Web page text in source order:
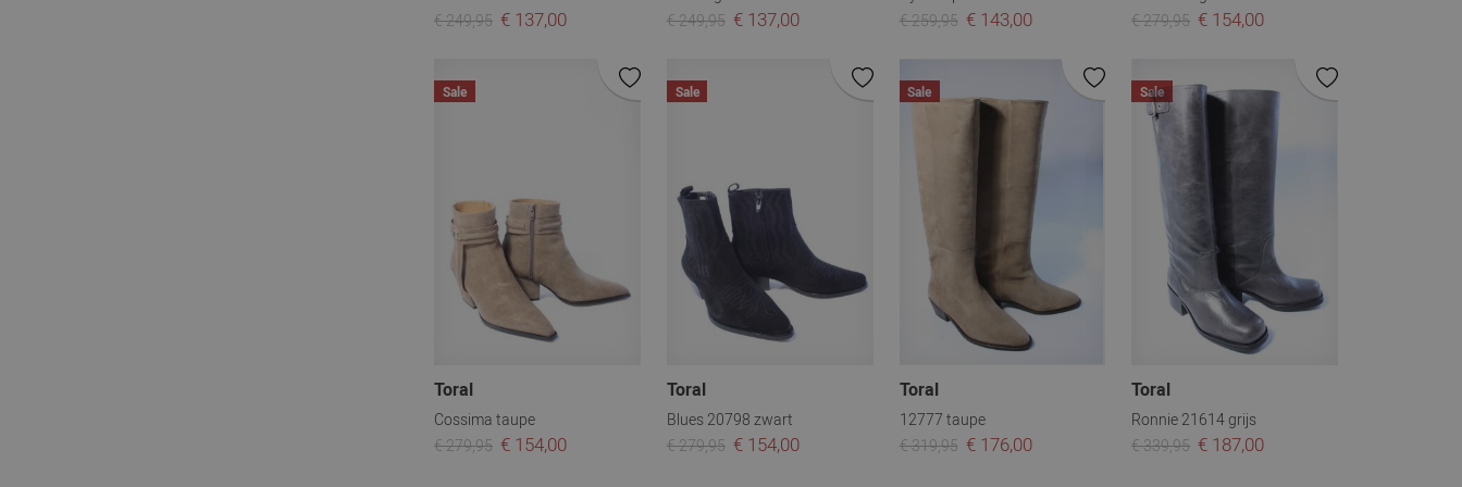
€ 249,95 € 137,00
€ 249,95 € 137,00
€ 259,95 € 143,00
€ 279,95 € 154,00
Sale
Toral
Cossima taupe
€ 279,95 € 154,00
Sale
Toral
Blues 20798 zwart
€ 279,95 € 154,00
Sale
Toral
12777 taupe
€ 319,95 € 176,00
Sale
Toral
Ronnie 21614 grijs
€ 339,95 € 187,00